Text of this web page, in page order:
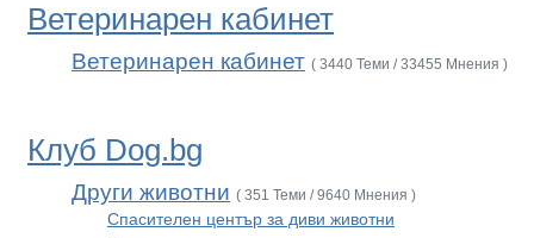
Ветеринарен кабинет
Ветеринарен кабинет ( 3440 Теми / 33455 Мнения )
Клуб Dog.bg
Други животни ( 351 Теми / 9640 Мнения )
Спасителен център за диви животни